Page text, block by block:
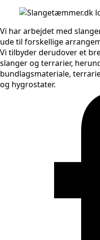
Vi har arbejdet med
ude til forskellige
Vi tilbyder derudover et
slanger og terrarier,
bundlagsmateriale,
og hygrostater.